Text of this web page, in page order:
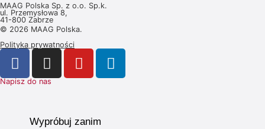
MAAG Polska Sp. z o.o. Sp.k.
ul. Przemysłowa 8,
41-800 Zabrze
© 2026 MAAG Polska.
Polityka prywatności
Napisz do nas
Wypróbuj zanim